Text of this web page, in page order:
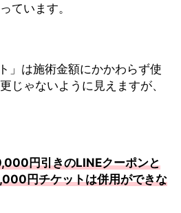
ています。
」は施術金額にかかわらず使
じゃないように見えますが、
円引きのLINEクーポンと
円チケットは併用ができな